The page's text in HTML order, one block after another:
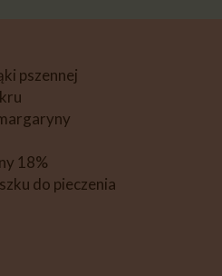
pszennej
18%
do pieczenia